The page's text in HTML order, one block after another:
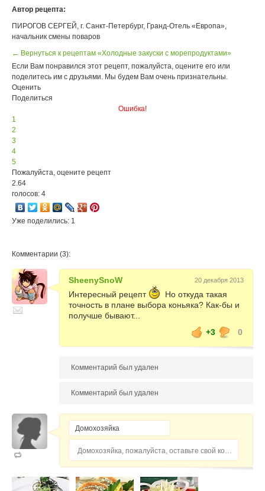
Автор рецепта:
ПИРОГОВ СЕРГЕЙ, г. Санкт-Петербург, Гранд-Отель «Европа»,
начальник смены поваров
← Вернуться к рецептам «Холодные закуски с морепродуктами»
Если Вам понравился этот рецепт, пожалуйста, оцените его или
поделитесь им с друзьями. Мы будем Вам очень признательны.
Оценить
Поделиться
Ошибка!
1
2
3
4
5
Пожалуйста, оцените рецепт
2.64
голосов: 4
Уже поделились: 1
Комментарии (3):
SheenySnoW 20 декабря 2013
Интересный рецепт
Но откуда такая
точность в плане выбора коньяка? Как-бы и
получше бывают...
+3
0
Комментарий был удален
Комментарий был удален
Домохозяйка, пожалуйста, оставьте свой комментарий...